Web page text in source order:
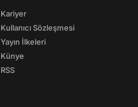
Kariyer
Kullanıcı Sözleşmesi
Yayın İlkeleri
Künye
RSS